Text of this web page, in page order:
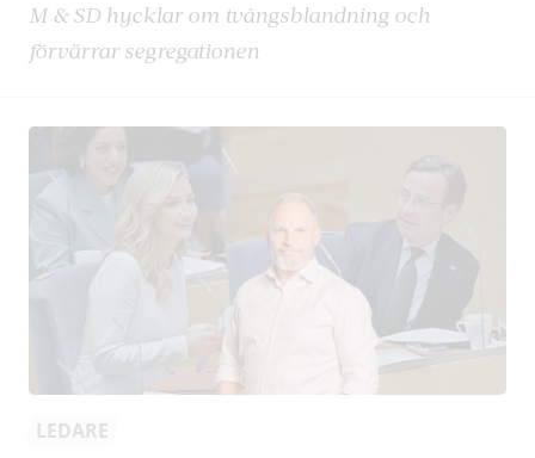
M & SD hycklar om tvångsblandning och
förvärrar segregationen
LEDARE